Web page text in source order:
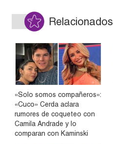
Relacionados
«Solo somos compañeros»:
«Cuco» Cerda aclara
rumores de coqueteo con
Camila Andrade y lo
comparan con Kaminski